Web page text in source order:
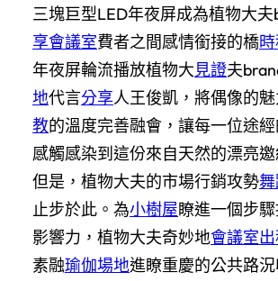
三塊巨型LED年夜屏成為植物大
享會議室費者之間感情銜接的橋
年夜屏輪流播放植物大見證夫
地代言分享人王俊凱，將偶像的
教的溫度完善融會，讓每一位途
感觸感染到這份來自天然的漂亮邀
但是，植物大夫的市場行銷攻勢
止步於此。為小樹屋瞭進一個步
影響力，植物大夫奇妙地會議室
素融瑜伽場地進瞭重慶的公共路